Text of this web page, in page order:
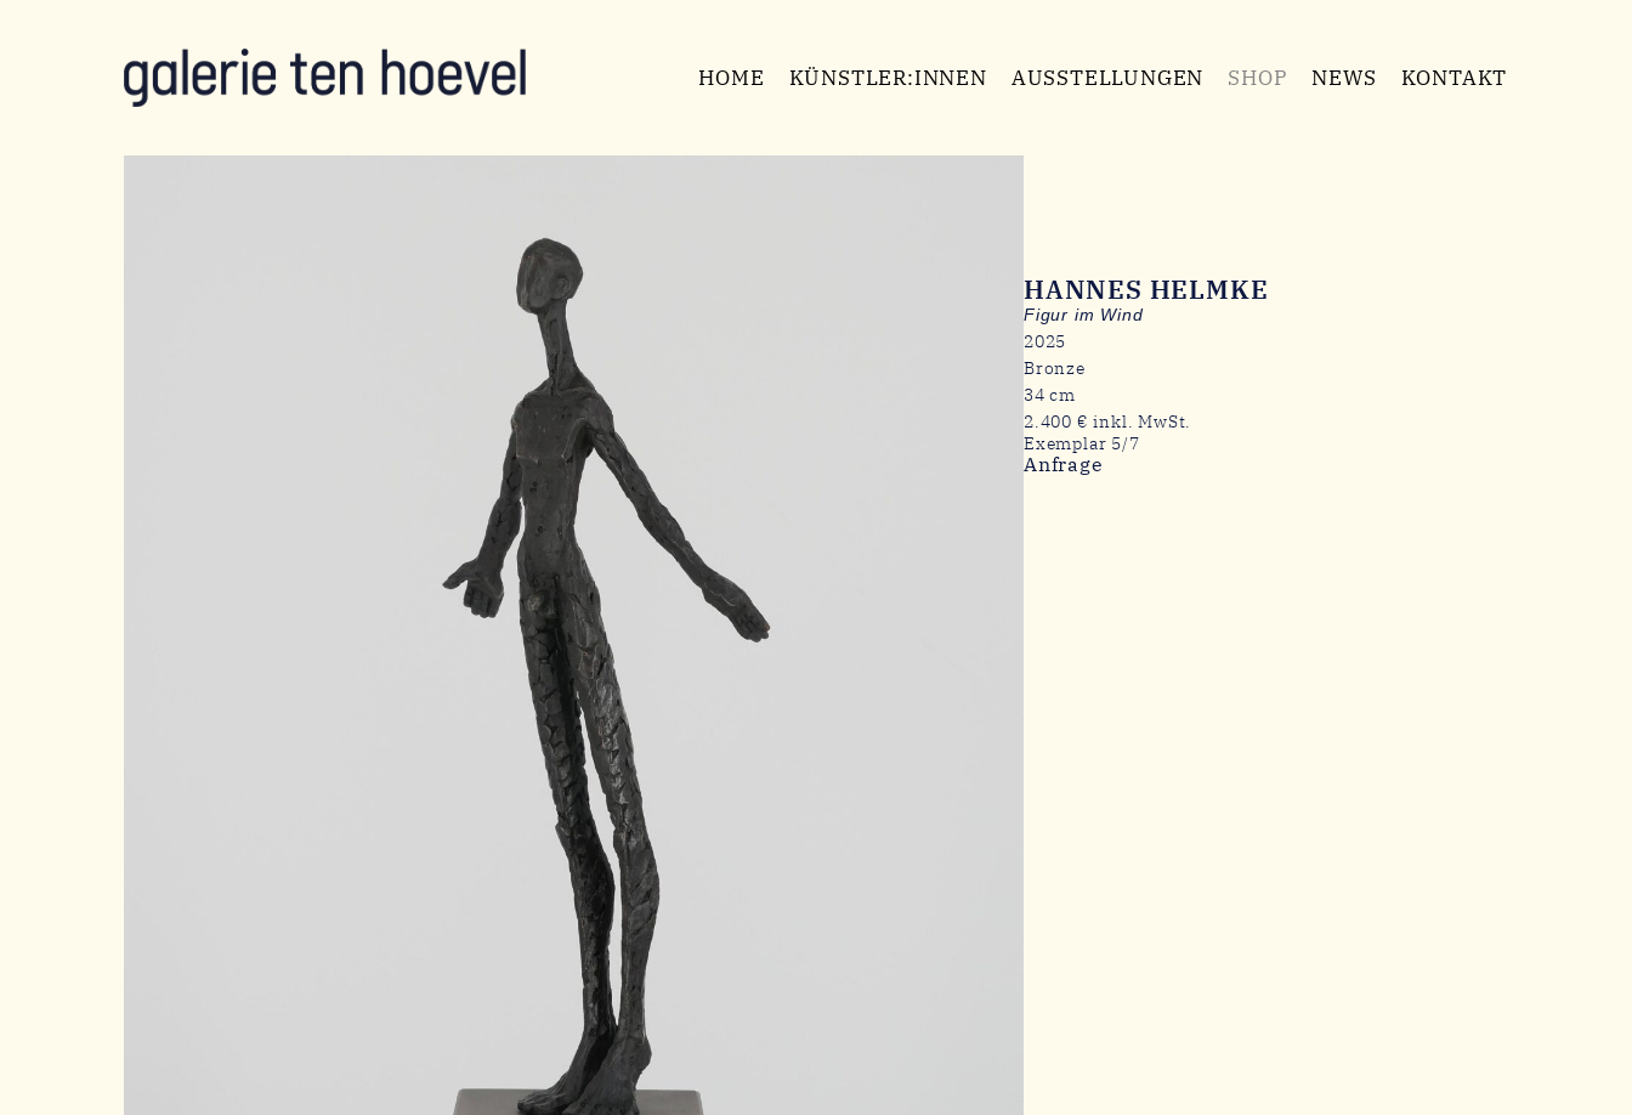
HOME KÜNSTLER:INNEN AUSSTELLUNGEN SHOP NEWS KONTAKT
HANNES HELMKE
Figur im Wind
2025
Bronze
34 cm
2.400 € inkl. MwSt.
Exemplar 5/7
Anfrage